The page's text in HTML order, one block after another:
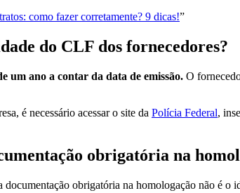
como fazer corretamente? 9 dicas!”
do CLF dos fornecedores?
um ano a contar da data de emissão. O
é necessário acessar o site da Polícia Federal,
obrigatória na
obrigatória na homologação não é